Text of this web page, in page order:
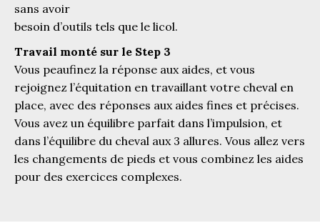
sans avoir
besoin d’outils tels que le licol.
Travail monté sur le Step 3
Vous peaufinez la réponse aux aides, et vous
rejoignez l’équitation en travaillant votre cheval en
place, avec des réponses aux aides fines et précises.
Vous avez un équilibre parfait dans l’impulsion, et
dans l’équilibre du cheval aux 3 allures. Vous allez vers
les changements de pieds et vous combinez les aides
pour des exercices complexes.